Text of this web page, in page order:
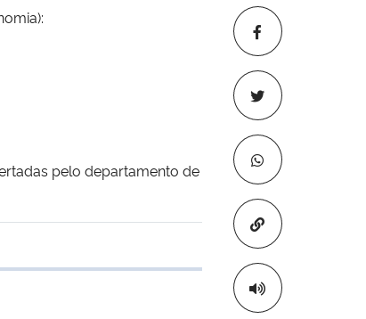
Copiar para
pelo departamento de